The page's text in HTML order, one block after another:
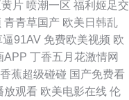
片 喷潮一区 福利姬足交
青青草国产 欧美日韩乱
逼91AV 免费欧美视频 欧
APP 丁香五月花激情网
蕉超级碰碰 国产免费看
放观看 欧美电影在线 伦